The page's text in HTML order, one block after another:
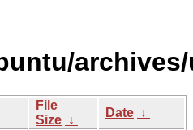
File
Size ↓
Date ↓